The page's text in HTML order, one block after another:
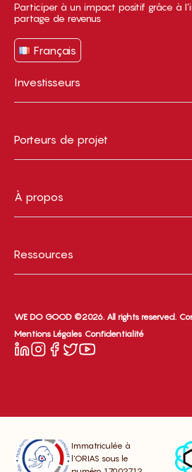
Participer à un impact positif grâce à
partage de revenus
Français
Investisseurs
Porteurs de projet
À propos
Ressources
WE DO GOOD ©2026. All rights reserved.
Mentions Légales Confidentialité
Immatriculée à
l’ORIAS sous le